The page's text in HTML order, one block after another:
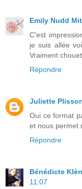
Emily Nudd
C'est
je suis allée
Vraiment
Répondre
Juliette
Oui ce format
et nous permet
Répondre
Bénédicte
11:07